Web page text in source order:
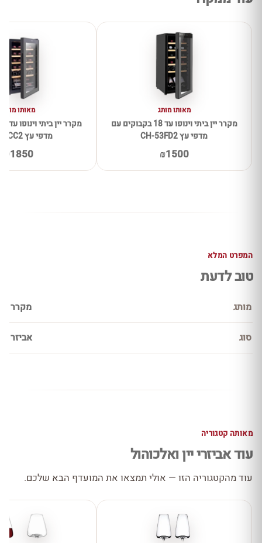
מאותו מותג
מקרר יין ביתי וינופו עד 18 בקבוקים עם
מדפי עץ CH-53FD2
₪1500
מאותו מותג
מדפי עץ CH-70CC2
₪1850
המפרט המלא
טוב לדעת
מותג מקרר
סוג אביזר
מאותה קטגוריה
עוד אביזרי יין ואלכוהול
עוד מהקטגוריה הזו — אולי תמצאו את המועדף הבא שלכם.